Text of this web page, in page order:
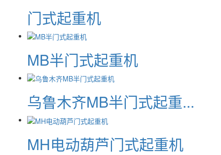
门式起重机
MB半门式起重机
乌鲁木齐MB半门式起重...
MH电动葫芦门式起重机